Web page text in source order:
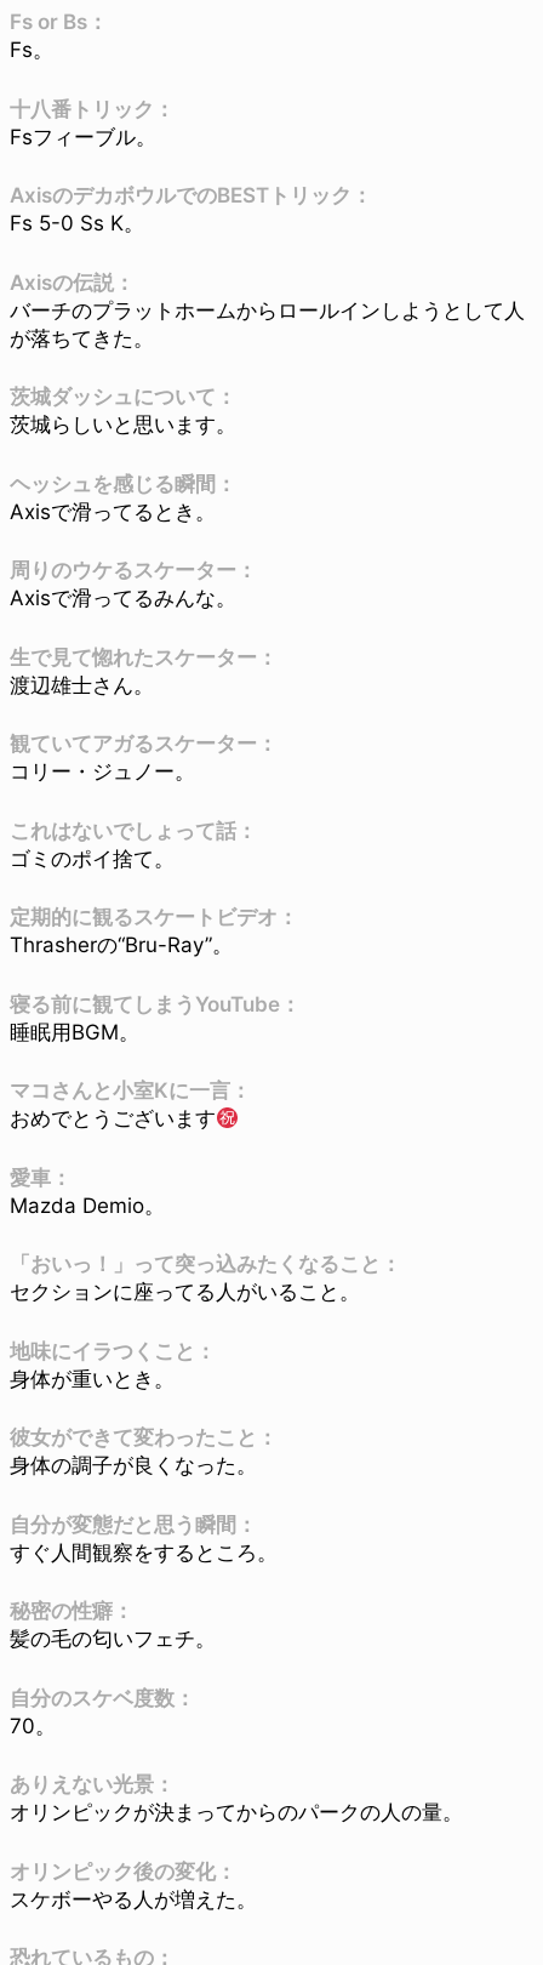
Fs or Bs：
Fs。
十八番トリック：
Fsフィーブル。
AxisのデカボウルでのBESTトリック：
Fs 5-0 Ss K。
Axisの伝説：
バーチのプラットホームからロールインしようとして人
が落ちてきた。
茨城ダッシュについて：
茨城らしいと思います。
ヘッシュを感じる瞬間：
Axisで滑ってるとき。
周りのウケるスケーター：
Axisで滑ってるみんな。
生で見て惚れたスケーター：
渡辺雄士さん。
観ていてアガるスケーター：
コリー・ジュノー。
これはないでしょって話：
ゴミのポイ捨て。
定期的に観るスケートビデオ：
Thrasherの“Bru-Ray”。
寝る前に観てしまうYouTube：
睡眠用BGM。
マコさんと小室Kに一言：
おめでとうございます
愛車：
Mazda Demio。
「おいっ！」って突っ込みたくなること：
セクションに座ってる人がいること。
地味にイラつくこと：
身体が重いとき。
彼女ができて変わったこと：
身体の調子が良くなった。
自分が変態だと思う瞬間：
すぐ人間観察をするところ。
秘密の性癖：
髪の毛の匂いフェチ。
自分のスケベ度数：
70。
ありえない光景：
オリンピックが決まってからのパークの人の量。
オリンピック後の変化：
スケボーやる人が増えた。
恐れているもの：